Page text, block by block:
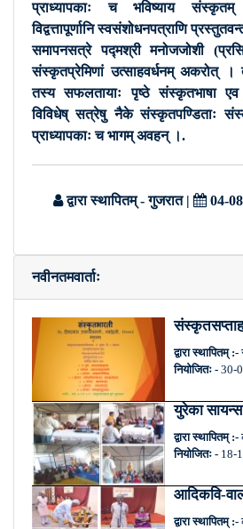
प्राध्यापकाः च भविष्याय संस्कृतम्
विद्वत्तापूर्णानि स्वसंशोधनपत्राणि
समापनसत्रे पद्मश्री मनोजजोशी
संस्कृतप्रेमिणां उत्साहवर्धनम् अकरोत् ।
तस्य सफलतायाः पृष्ठे संस्कृतभाषा
विविधेष् सत्रेषु नैके संस्कृतपण्डिताः
प्राध्यापकाः च भागम् अवहन् ।.
द्वारा स्थापितम् - गुजरात 04-
नवीनतमवार्ताः
द्वारा स्थापितम् :-
नियोजितः -30-
युरेका
द्वारा स्थापितम् :-
नियोजितः - 18-
आदिकवि-
द्वारा स्थापितम् :-